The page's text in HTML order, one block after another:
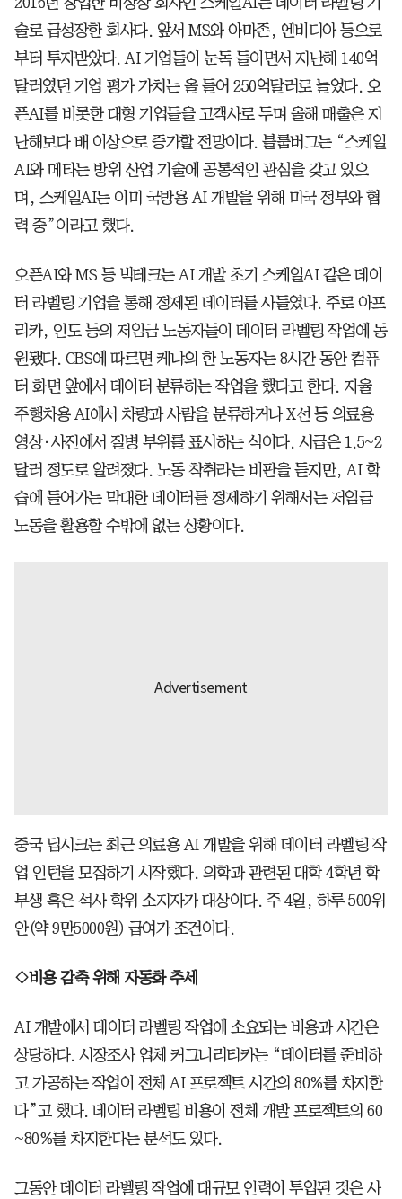
술로 급성장한 회사다. 앞서 MS와 아마존, 엔비디아 등으로
부터 투자받았다. AI 기업들이 눈독 들이면서 지난해 140억
달러였던 기업 평가 가치는 올 들어 250억달러로 늘었다. 오
픈AI를 비롯한 대형 기업들을 고객사로 두며 올해 매출은 지
난해보다 배 이상으로 증가할 전망이다. 블룸버그는 “스케일
AI와 메타는 방위 산업 기술에 공통적인 관심을 갖고 있으
며, 스케일AI는 이미 국방용 AI 개발을 위해 미국 정부와 협
력 중”이라고 했다.
오픈AI와 MS 등 빅테크는 AI 개발 초기 스케일AI 같은 데이
터 라벨링 기업을 통해 정제된 데이터를 사들였다. 주로 아프
리카, 인도 등의 저임금 노동자들이 데이터 라벨링 작업에 동
원됐다. CBS에 따르면 케냐의 한 노동자는 8시간 동안 컴퓨
터 화면 앞에서 데이터 분류하는 작업을 했다고 한다. 자율
주행차용 AI에서 차량과 사람을 분류하거나 X선 등 의료용
영상·사진에서 질병 부위를 표시하는 식이다. 시급은 1.5~2
달러 정도로 알려졌다. 노동 착취라는 비판을 듣지만, AI 학
습에 들어가는 막대한 데이터를 정제하기 위해서는 저임금
노동을 활용할 수밖에 없는 상황이다.
중국 딥시크는 최근 의료용 AI 개발을 위해 데이터 라벨링 작
업 인턴을 모집하기 시작했다. 의학과 관련된 대학 4학년 학
부생 혹은 석사 학위 소지자가 대상이다. 주 4일, 하루 500위
안(약 9만5000원) 급여가 조건이다.
◇비용 감축 위해 자동화 추세
AI 개발에서 데이터 라벨링 작업에 소요되는 비용과 시간은
상당하다. 시장조사 업체 커그니리티카는 “데이터를 준비하
고 가공하는 작업이 전체 AI 프로젝트 시간의 80%를 차지한
다”고 했다. 데이터 라벨링 비용이 전체 개발 프로젝트의 60
~80%를 차지한다는 분석도 있다.
그동안 데이터 라벨링 작업에 대규모 인력이 투입된 것은 사